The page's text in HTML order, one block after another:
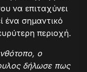
να επιταχύνει
ένα σημαντικό
περιοχή.
ο
δήλωσε πως